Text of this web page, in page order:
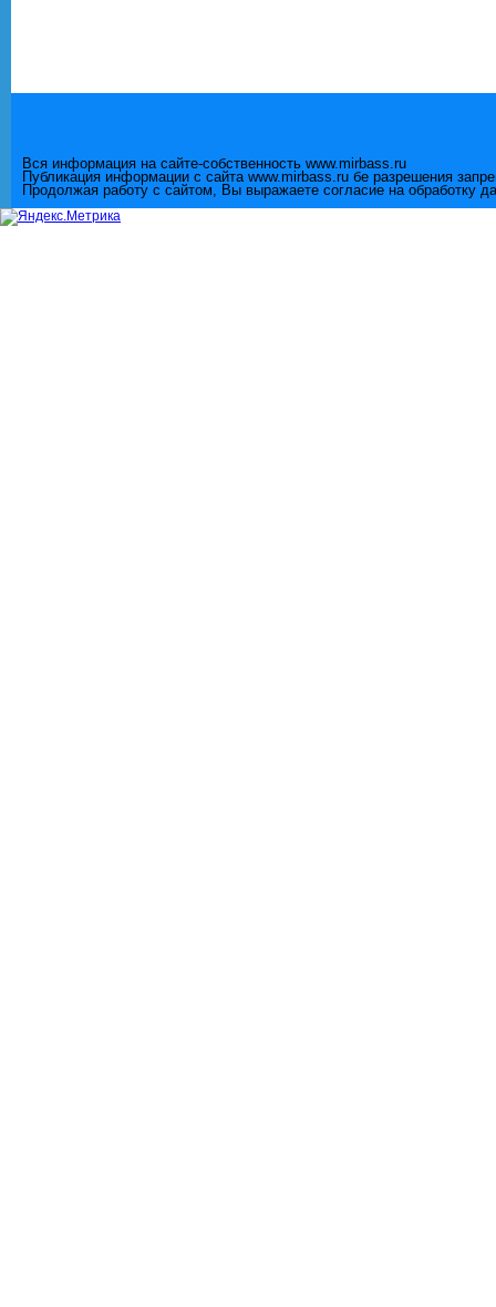
Вся информация на сайте-собственность www.mirbass.ru
Публикация информации с сайта www.mirbass.ru бе разрешения
Продолжая работу с сайтом, Вы выражаете согласие на обработку